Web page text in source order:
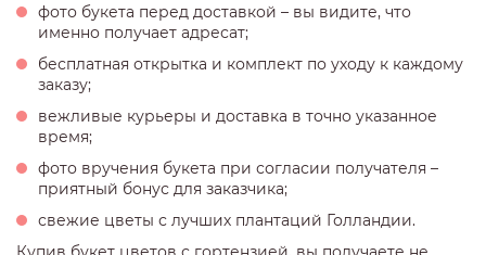
фото букета перед доставкой – вы видите, что
именно получает адресат;
бесплатная открытка и комплект по уходу к каждому
заказу;
вежливые курьеры и доставка в точно указанное
время;
фото вручения букета при согласии получателя –
приятный бонус для заказчика;
свежие цветы с лучших плантаций Голландии.